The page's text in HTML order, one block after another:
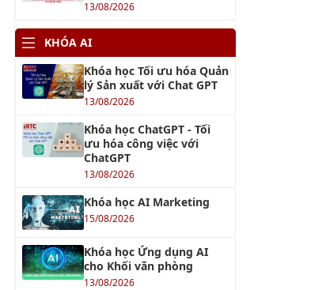
13/08/2026
KHÓA AI
Khóa học Tối ưu hóa Quản
lý Sản xuất với Chat GPT
13/08/2026
Khóa học ChatGPT - Tối
ưu hóa công việc với
ChatGPT
13/08/2026
Khóa học AI Marketing
15/08/2026
Khóa học Ứng dụng AI
cho Khối văn phòng
13/08/2026